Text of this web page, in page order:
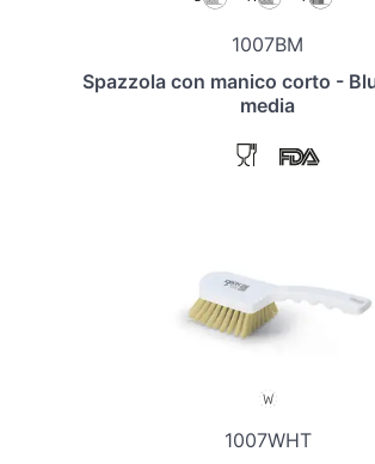
1007BM
Spazzola con manico corto -
media
1007WHT